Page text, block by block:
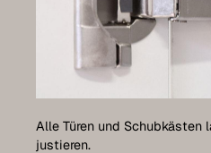
Alle Türen und Schubkästen
justieren.